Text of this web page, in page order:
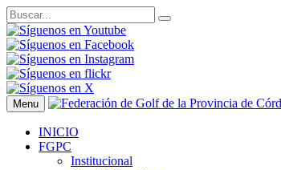
Menu
INICIO
FGPC
Institucional